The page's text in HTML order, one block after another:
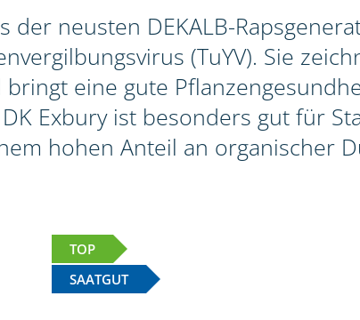
der neusten DEKALB-
(TuYV). Sie
eine gute
Exbury ist besonders gut für
hohen Anteil an organischer
TOP
SAATGUT